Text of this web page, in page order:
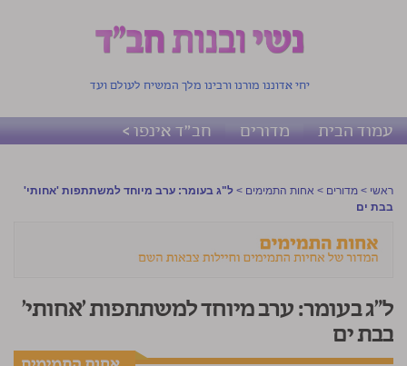
יחי אדוננו מורנו ורבינו מלך המשיח לעולם ועד
עמוד הבית מדורים חב"ד אינפו >
ראשי > מדורים > אחות התמימים > ל"ג בעומר: ערב מיוחד למשתתפות 'אחותי'
בבת ים
ל"ג בעומר: ערב מיוחד למשתתפות 'אחותי'
בבת ים